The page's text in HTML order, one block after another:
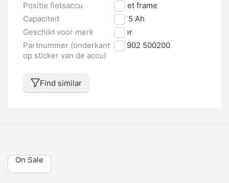
Positie fietsaccu
In het frame
Capaciteit
16.75 Ah
Geschikt voor merk
Flyer
Partnummer (onderkant
op sticker van de accu)
156902 500200
Find similar
On Sale